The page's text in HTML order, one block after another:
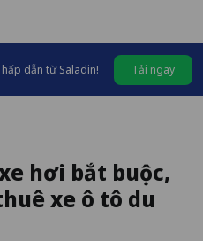
dẫn từ Saladin! Tải ngay
hơi bắt buộc,
xe ô tô du